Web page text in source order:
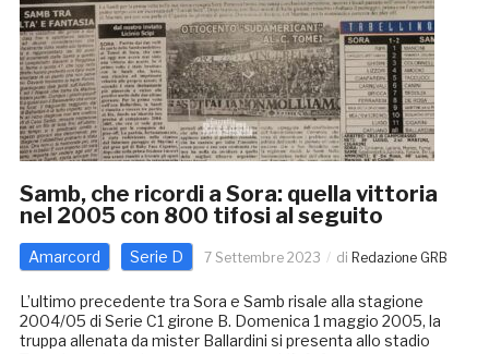
Samb, che ricordi a Sora: quella vittoria
nel 2005 con 800 tifosi al seguito
Amarcord Serie D 7 Settembre 2023 di Redazione GRB
L’ultimo precedente tra Sora e Samb risale alla stagione
2004/05 di Serie C1 girone B. Domenica 1 maggio 2005, la
truppa allenata da mister Ballardini si presenta allo stadio